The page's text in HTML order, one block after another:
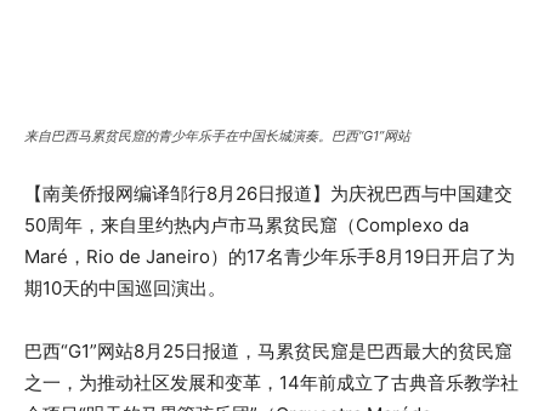
来自巴西马累贫民窟的青少年乐手在中国长城演奏。巴西“G1”网站
【南美侨报网编译邹行8月26日报道】为庆祝巴西与中国建交
50周年，来自里约热内卢市马累贫民窟（Complexo da
Maré，Rio de Janeiro）的17名青少年乐手8月19日开启了为
期10天的中国巡回演出。
巴西“G1”网站8月25日报道，马累贫民窟是巴西最大的贫民窟
之一，为推动社区发展和变革，14年前成立了古典音乐教学社